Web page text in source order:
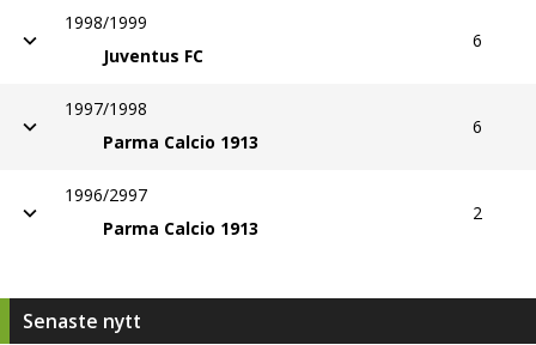
1998/1999
Juventus FC
6
1997/1998
Parma Calcio 1913
6
1996/2997
Parma Calcio 1913
2
Senaste nytt